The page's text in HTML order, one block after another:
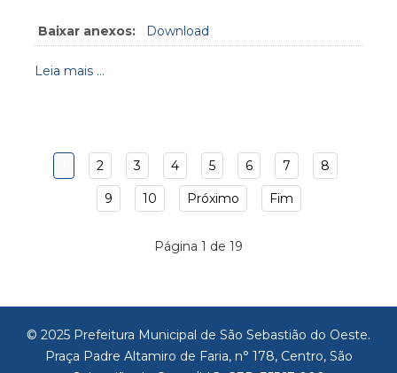
Baixar anexos: Download
Leia mais ...
2 3 4 5 6 7 8
9 10 Próximo Fim
Página 1 de 19
© 2025 Prefeitura Municipal de São Sebastião do Oeste.
Praça Padre Altamiro de Faria, n° 178, Centro, São